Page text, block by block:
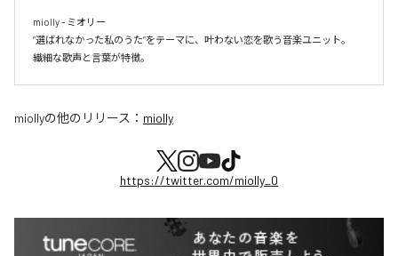
miolly - ミオリー
”選ばれなかった私のうた”をテーマに、叶わない恋を歌う音楽ユニット。
miollyの他のリリース： miolly
https://twitter.com/miolly_0